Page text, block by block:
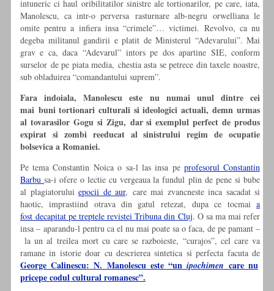
intuneric ci haul oribilitatilor sinistre ale tortionarilor, pe care, iata,
Manolescu, ca intr-o perversa rasturnare alb-negru orwelliana le
omite pentru a infiera insa “crimele”… victimei. Revolvo, ca nu
degeba militanul gandirii e platit de Ministerul “Adevarului”. Mai
grav e ca, daca “Adevarul” intors pe dos apartine SIE, conform
surselor de pe piata media, chestia asta se petrece din taxele noastre,
sub obladuirea “comandantului suprem”.
Fara indoiala, Manolescu este nu numai unul dintre cei
mai buni tortionari culturali si ideologici actuali, demn urmas
al tovarasilor Gogu si Zigu, dar si exemplul perfect de produs
expirat si zombi reeducat al sinistrului regim de ocupatie
bolsevica a Romaniei.
Pe tema Constantin Noica o sa-l las insa pe profesorul Constantin
Barbu sa-i ofere o lectie cu vergeaua la fundul plin de pene si bube
al plagiatorului epocii de aur, care mai zvancneste inca sacadat si
haotic, imprastiind otrava din gatul retezat, dupa ce tocmai a
fost decapitat pe treptele revistei Tribuna din Cluj. O sa ma mai refer
insa – aparandu-l pentru ca el nu mai poate sa o faca, de pe pamant –
la un al treilea mort cu care se razboieste, “curajos”, cel care va
ramane in istorie doar cu descrierea sintetica si perfecta facuta de
George Calinescu: N. Manolescu este “unipochimen care nu
pricepe codul cultural romanesc”.